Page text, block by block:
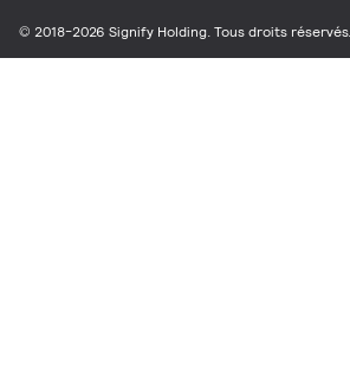
© 2018-2026 Signify Holding. Tous droits réservés.